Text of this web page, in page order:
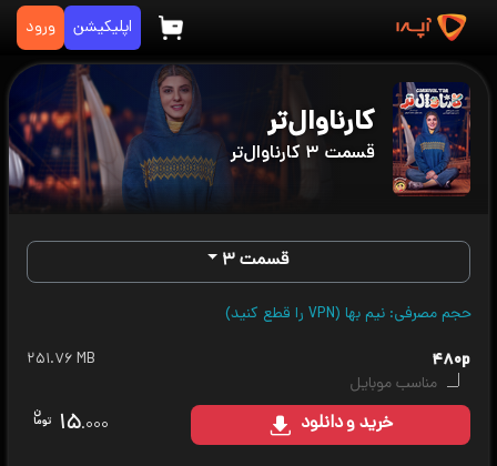
اپلیکیشن ورود
کارناوال‌تر
قسمت ۳ کارناوال‌تر
قسمت ۳
حجم مصرفی: نیم بها (VPN را قطع کنید)
۴۸۰p
مناسب موبایل
۲۵۱.۷۶ MB
خریدو دانلود ۱۵.۰۰۰